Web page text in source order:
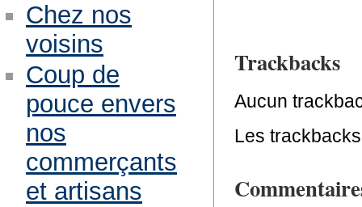
Trackbacks
Aucun
Les
Chez nos
voisins
Coup de
pouce envers
nos
commerçants
et artisans